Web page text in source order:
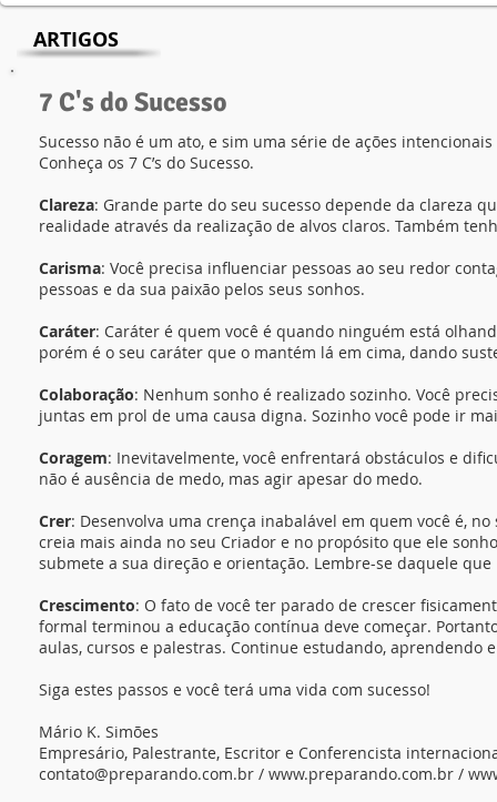
ARTIGOS
7 C's do Sucesso
Sucesso não é um ato, e sim uma série de ações
Conheça os 7 C’s do Sucesso.
Clareza: Grande parte do seu sucesso depende da clareza
realidade através da realização de alvos claros. Também
Carisma: Você precisa influenciar pessoas ao seu redor
pessoas e da sua paixão pelos seus sonhos.
Caráter: Caráter é quem você é quando ninguém está
porém é o seu caráter que o mantém lá em cima, dando
Colaboração: Nenhum sonho é realizado sozinho. Você
juntas em prol de uma causa digna. Sozinho você pode ir
Coragem: Inevitavelmente, você enfrentará obstáculos e
não é ausência de medo, mas agir apesar do medo.
Crer: Desenvolva uma crença inabalável em quem você é,
creia mais ainda no seu Criador e no propósito que ele
submete a sua direção e orientação. Lembre-se daquele
Crescimento: O fato de você ter parado de crescer
formal terminou a educação contínua deve começar.
aulas, cursos e palestras. Continue estudando, aprendendo
Siga estes passos e você terá uma vida com sucesso!
Mário K. Simões
Empresário, Palestrante, Escritor e Conferencista
contato@preparando.com.br / www.preparando.com.br /